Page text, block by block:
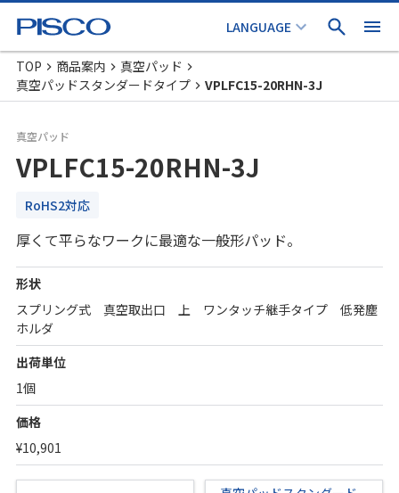
TOP 商品案内
真空パッド
真空パッドスタンダードタイプ
VPLFC15-20RHN-3J
真空パッド
VPLFC15-20RHN-3J
RoHS2対応
厚くて平らなワークに最適な一般形パッド。
形状
スプリング式 真空取出口 上 ワンタッチ継手タイプ 低発塵
ホルダ
出荷単位
1個
価格
¥10,901